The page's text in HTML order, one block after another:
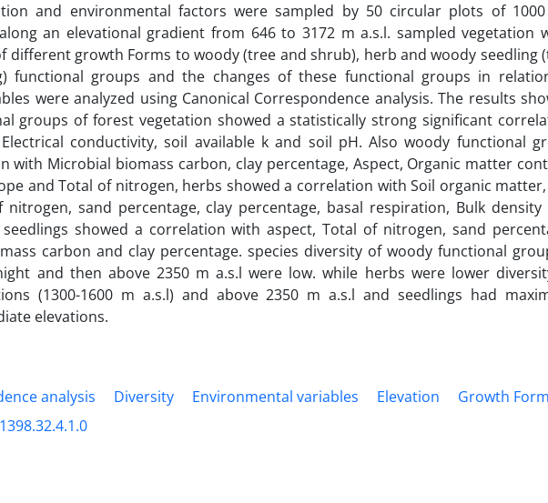
and environmental factors were sampled by 50 circular plots of
an elevational gradient from 646 to 3172 m a.s.l. sampled vegetation
different growth Forms to woody (tree and shrub), herb and woody seedling
functional groups and the changes of these functional groups in
were analyzed using Canonical Correspondence analysis. The results
groups of forest vegetation showed a statistically strong significant
conductivity, soil available k and soil pH. Also woody functional
with Microbial biomass carbon, clay percentage, Aspect, Organic matter
and Total of nitrogen, herbs showed a correlation with Soil organic
nitrogen, sand percentage, clay percentage, basal respiration, Bulk density
showed a correlation with aspect, Total of nitrogen, sand
carbon and clay percentage. species diversity of woody functional
and then above 2350 m a.s.l were low. while herbs were lower
(1300-1600 m a.s.l) and above 2350 m a.s.l and seedlings had
elevations.
analysis
Diversity Environmental variables Elevation
Growth Form